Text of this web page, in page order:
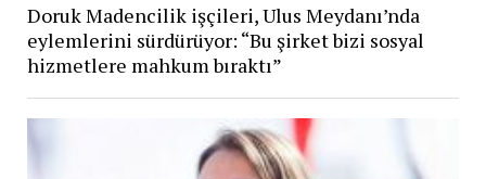
Doruk Madencilik işçileri, Ulus Meydanı’nda
eylemlerini sürdürüyor: “Bu şirket bizi sosyal
hizmetlere mahkum bıraktı”